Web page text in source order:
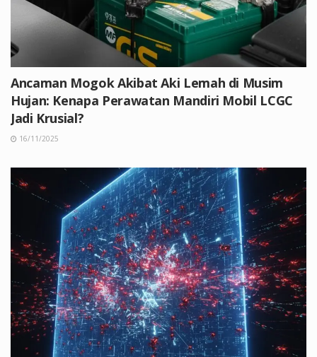
Ancaman Mogok Akibat Aki Lemah di Musim
Hujan: Kenapa Perawatan Mandiri Mobil LCGC
Jadi Krusial?
16/11/2025